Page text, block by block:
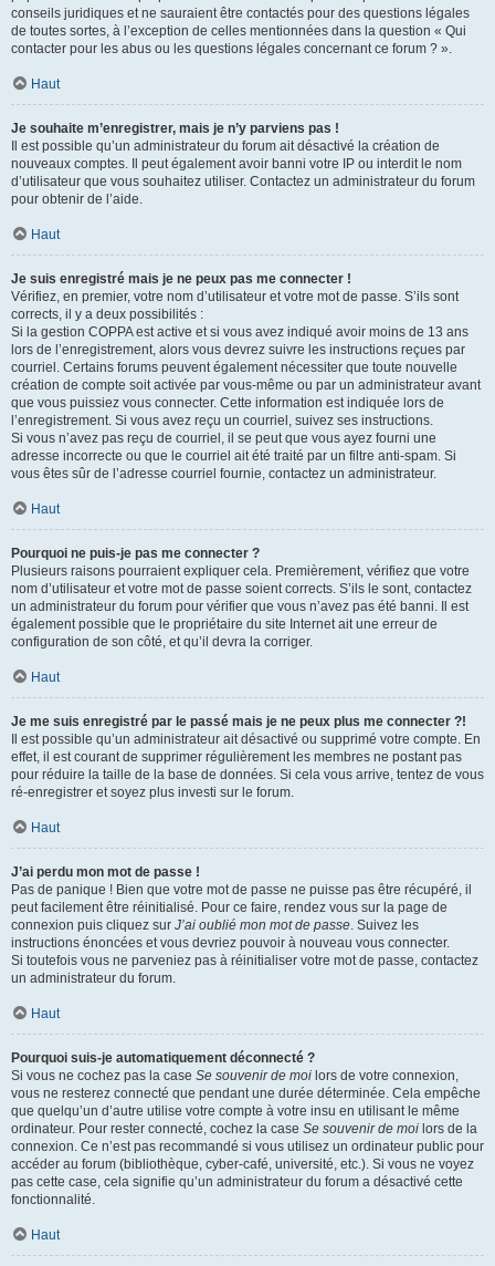
conseils juridiques et ne sauraient être contactés pour des questions légales
de toutes sortes, à l’exception de celles mentionnées dans la question « Qui
contacter pour les abus ou les questions légales concernant ce forum ? ».
Haut
Je souhaite m’enregistrer, mais je n’y parviens pas !
Il est possible qu’un administrateur du forum ait désactivé la création de
nouveaux comptes. Il peut également avoir banni votre IP ou interdit le nom
d’utilisateur que vous souhaitez utiliser. Contactez un administrateur du forum
pour obtenir de l’aide.
Haut
Je suis enregistré mais je ne peux pas me connecter !
Vérifiez, en premier, votre nom d’utilisateur et votre mot de passe. S’ils sont
corrects, il y a deux possibilités :
Si la gestion COPPA est active et si vous avez indiqué avoir moins de 13 ans
lors de l’enregistrement, alors vous devrez suivre les instructions reçues par
courriel. Certains forums peuvent également nécessiter que toute nouvelle
création de compte soit activée par vous-même ou par un administrateur avant
que vous puissiez vous connecter. Cette information est indiquée lors de
l’enregistrement. Si vous avez reçu un courriel, suivez ses instructions.
Si vous n’avez pas reçu de courriel, il se peut que vous ayez fourni une
adresse incorrecte ou que le courriel ait été traité par un filtre anti-spam. Si
vous êtes sûr de l’adresse courriel fournie, contactez un administrateur.
Haut
Pourquoi ne puis-je pas me connecter ?
Plusieurs raisons pourraient expliquer cela. Premièrement, vérifiez que votre
nom d’utilisateur et votre mot de passe soient corrects. S’ils le sont, contactez
un administrateur du forum pour vérifier que vous n’avez pas été banni. Il est
également possible que le propriétaire du site Internet ait une erreur de
configuration de son côté, et qu’il devra la corriger.
Haut
Je me suis enregistré par le passé mais je ne peux plus me connecter ?!
Il est possible qu’un administrateur ait désactivé ou supprimé votre compte. En
effet, il est courant de supprimer régulièrement les membres ne postant pas
pour réduire la taille de la base de données. Si cela vous arrive, tentez de vous
ré-enregistrer et soyez plus investi sur le forum.
Haut
J’ai perdu mon mot de passe !
Pas de panique ! Bien que votre mot de passe ne puisse pas être récupéré, il
peut facilement être réinitialisé. Pour ce faire, rendez vous sur la page de
connexion puis cliquez sur J’ai oublié mon mot de passe. Suivez les
instructions énoncées et vous devriez pouvoir à nouveau vous connecter.
Si toutefois vous ne parveniez pas à réinitialiser votre mot de passe, contactez
un administrateur du forum.
Haut
Pourquoi suis-je automatiquement déconnecté ?
Si vous ne cochez pas la case Se souvenir de moi lors de votre connexion,
vous ne resterez connecté que pendant une durée déterminée. Cela empêche
que quelqu’un d’autre utilise votre compte à votre insu en utilisant le même
ordinateur. Pour rester connecté, cochez la case Se souvenir de moi lors de la
connexion. Ce n’est pas recommandé si vous utilisez un ordinateur public pour
accéder au forum (bibliothèque, cyber-café, université, etc.). Si vous ne voyez
pas cette case, cela signifie qu’un administrateur du forum a désactivé cette
fonctionnalité.
Haut